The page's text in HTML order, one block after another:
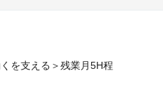
を支える＞残業月5H程